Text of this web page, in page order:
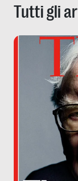
Tutti gli